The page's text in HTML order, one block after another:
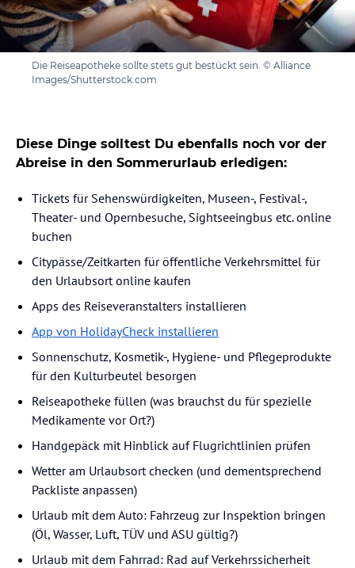
Die Reiseapotheke sollte stets gut bestückt sein. © Alliance
Images/Shutterstock.com
Diese Dinge solltest Du ebenfalls noch vor der
Abreise in den Sommerurlaub erledigen:
Tickets für Sehenswürdigkeiten, Museen-, Festival-,
Theater- und Opernbesuche, Sightseeingbus etc. online
buchen
Citypässe/Zeitkarten für öffentliche Verkehrsmittel für
den Urlaubsort online kaufen
Apps des Reiseveranstalters installieren
App von HolidayCheck installieren
Sonnenschutz, Kosmetik-, Hygiene- und Pflegeprodukte
für den Kulturbeutel besorgen
Reiseapotheke füllen (was brauchst du für spezielle
Medikamente vor Ort?)
Handgepäck mit Hinblick auf Flugrichtlinien prüfen
Wetter am Urlaubsort checken (und dementsprechend
Packliste anpassen)
Urlaub mit dem Auto: Fahrzeug zur Inspektion bringen
(Öl, Wasser, Luft, TÜV und ASU gültig?)
Urlaub mit dem Fahrrad: Rad auf Verkehrssicherheit